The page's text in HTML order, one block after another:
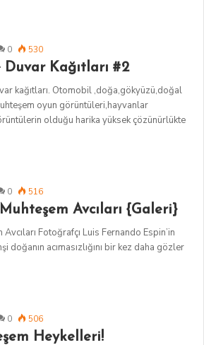
0 530
Kağıtları #2
kağıtları. Otomobil ,doğa,gökyüzü,doğal
oyun görüntüleri,hayvanlar
olduğu harika yüksek çözünürlükte
0 516
Avcıları {Galeri}
Fotoğrafçı Luis Fernando Espin’in
acımasızlığını bir kez daha gözler
0 506
Heykelleri!